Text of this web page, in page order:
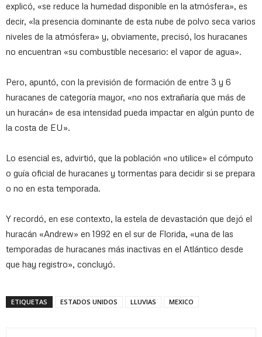
explicó, «se reduce la humedad disponible en la atmósfera», es
decir, «la presencia dominante de esta nube de polvo seca varios
niveles de la atmósfera» y, obviamente, precisó, los huracanes
no encuentran «su combustible necesario: el vapor de agua».
Pero, apuntó, con la previsión de formación de entre 3 y 6
huracanes de categoría mayor, «no nos extrañaría que más de
un huracán» de esa intensidad pueda impactar en algún punto de
la costa de EU».
Lo esencial es, advirtió, que la población «no utilice» el cómputo
o guía oficial de huracanes y tormentas para decidir si se prepara
o no en esta temporada.
Y recordó, en ese contexto, la estela de devastación que dejó el
huracán «Andrew» en 1992 en el sur de Florida, «una de las
temporadas de huracanes más inactivas en el Atlántico desde
que hay registro», concluyó.
ETIQUETAS ESTADOS UNIDOS LLUVIAS MEXICO